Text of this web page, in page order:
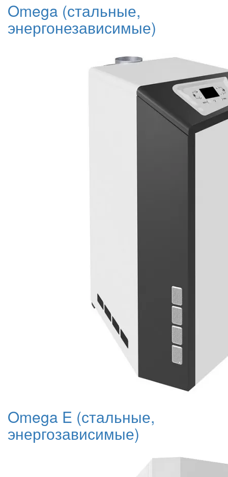
Omega (стальные,
энергонезависимые)
Omega E (стальные,
энергозависимые)